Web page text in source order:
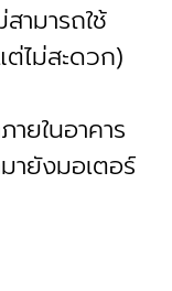
ามารถใช้
ต่ไม่สะดวก)
ยในอาคาร
ายังมอเตอร์